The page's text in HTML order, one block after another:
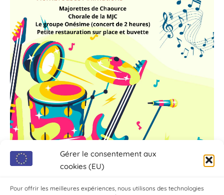
Gérer le consentement aux
cookies (EU)
Pour offrir les meilleures expériences, nous utilisons des technologies